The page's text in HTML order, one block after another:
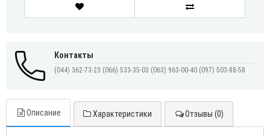
Контакты
(044) 362-73-23 (066) 533-35-03 (063) 963-00-40 (097) 503-88-58
Описание Характеристики Отзывы (0)